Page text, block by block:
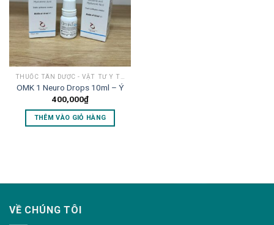
OMK 1 Neuro Drops 10ml – Ý
400,000₫
THÊM VÀO GIỎ HÀNG
VỀ CHÚNG TÔI